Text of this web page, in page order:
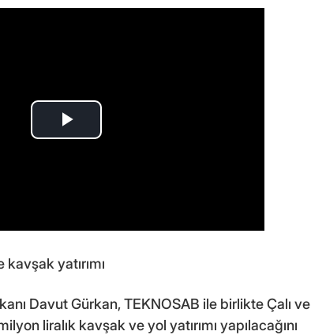
yatırımı
Davut Gürkan, TEKNOSAB ile birlikte Çalı ve
liralık kavşak ve yol yatırımı yapılacağını